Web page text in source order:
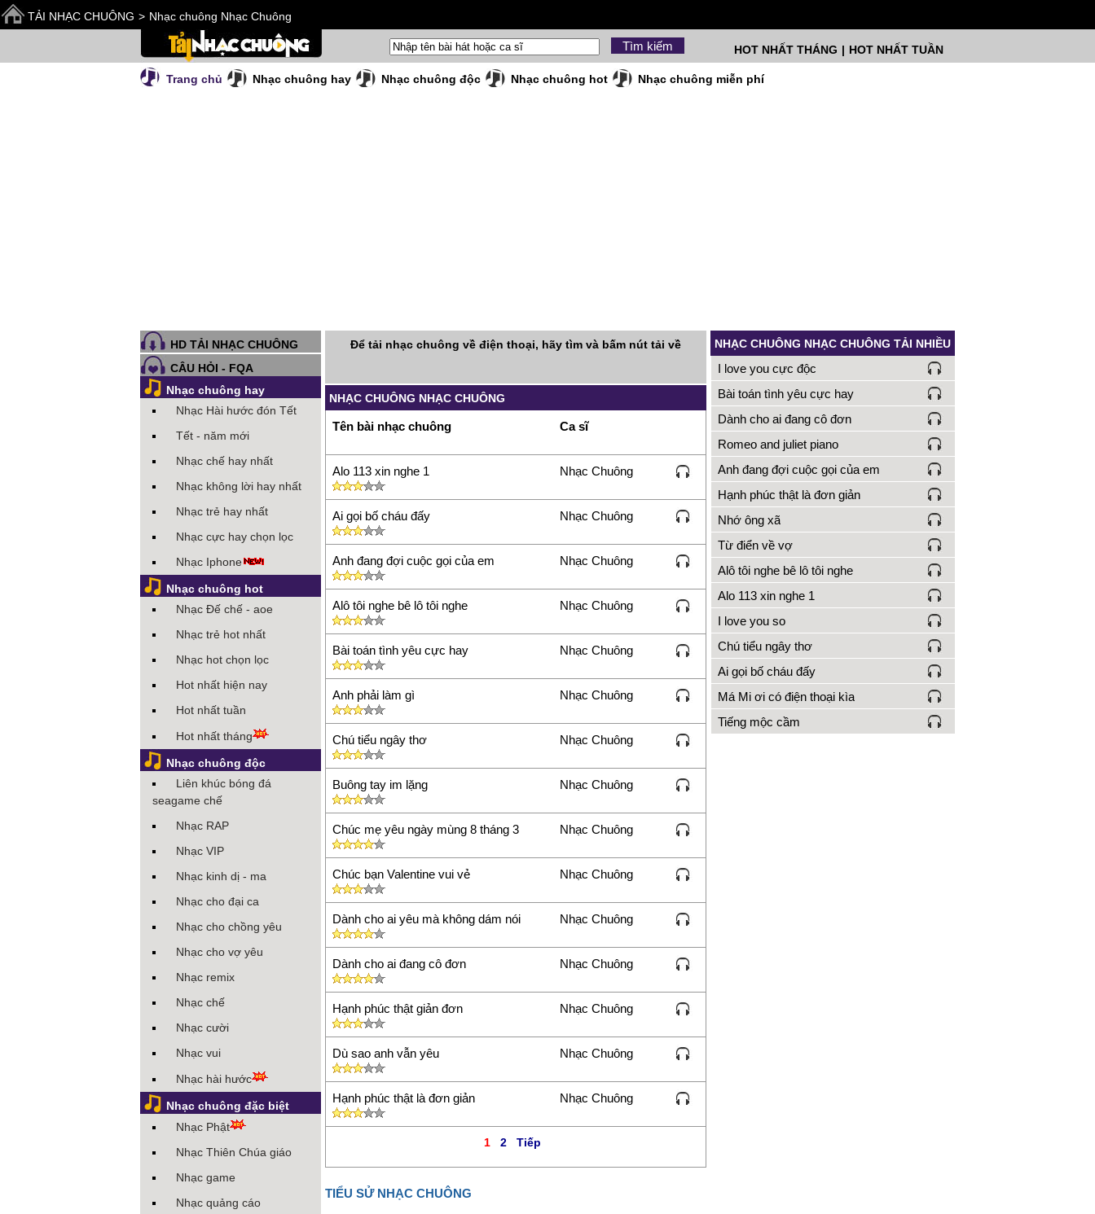
TẢI NHẠC CHUÔNG > Nhạc chuông Nhạc Chuông
HOT NHẤT TUẦN
|
HOT NHẤT THÁNG
Trang chủ Nhạc chuông hay Nhạc chuông độc Nhạc chuông hot Nhạc chuông miễn phí
HD TẢI NHẠC CHUÔNG
CÂU HỎI - FQA
Nhạc chuông hay
Nhạc Hài hước đón Tết
Tết - năm mới
Nhạc chế hay nhất
Nhạc không lời hay nhất
Nhạc trẻ hay nhất
Nhạc cực hay chọn lọc
Nhạc Iphone
Nhạc chuông hot
Nhạc Đế chế - aoe
Nhạc trẻ hot nhất
Nhạc hot chọn lọc
Hot nhất hiện nay
Hot nhất tuần
Hot nhất tháng
Nhạc chuông độc
Liên khúc bóng đá
seagame chế
Nhạc RAP
Nhạc VIP
Nhạc kinh dị - ma
Nhạc cho đại ca
Nhạc cho chồng yêu
Nhạc cho vợ yêu
Nhạc remix
Nhạc chế
Nhạc cười
Nhạc vui
Nhạc hài hước
Nhạc chuông đặc biệt
Nhạc Phật
Nhạc Thiên Chúa giáo
Nhạc game
Nhạc quảng cáo
Để tải nhạc chuông về điện thoại, hãy tìm và bấm nút tải về
NHẠC CHUÔNG NHẠC CHUÔNG
Tên bài nhạc chuông Ca sĩ
Alo 113 xin nghe 1 Nhạc Chuông
Ai gọi bố cháu đấy Nhạc Chuông
Anh đang đợi cuộc gọi của em Nhạc Chuông
Alô tôi nghe bê lô tôi nghe Nhạc Chuông
Bài toán tình yêu cực hay Nhạc Chuông
Anh phải làm gì Nhạc Chuông
Chú tiểu ngây thơ Nhạc Chuông
Buông tay im lặng Nhạc Chuông
Chúc mẹ yêu ngày mùng 8 tháng 3 Nhạc Chuông
Chúc bạn Valentine vui vẻ Nhạc Chuông
Dành cho ai yêu mà không dám nói Nhạc Chuông
Dành cho ai đang cô đơn Nhạc Chuông
Hạnh phúc thật giản đơn Nhạc Chuông
Dù sao anh vẫn yêu Nhạc Chuông
Hạnh phúc thật là đơn giản Nhạc Chuông
1 2 Tiếp
TIỂU SỬ NHẠC CHUÔNG
NHẠC CHUÔNG NHẠC CHUÔNG TẢI NHIỀU
I love you cực độc
Bài toán tình yêu cực hay
Dành cho ai đang cô đơn
Romeo and juliet piano
Anh đang đợi cuộc gọi của em
Hạnh phúc thật là đơn giản
Nhớ ông xã
Từ điển về vợ
Alô tôi nghe bê lô tôi nghe
Alo 113 xin nghe 1
I love you so
Chú tiểu ngây thơ
Ai gọi bố cháu đấy
Má Mi ơi có điện thoại kìa
Tiếng mộc cầm